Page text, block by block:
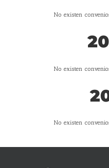
No existen
No existen
No existen